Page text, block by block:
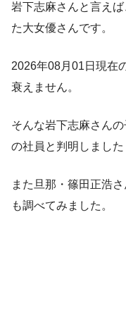
岩下志麻さんと言え
た大女優さんです。
2026年08月01日現在
衰えません。
そんな岩下志麻さん
の社員と判明しました
また旦那・篠田正浩
も調べてみました。